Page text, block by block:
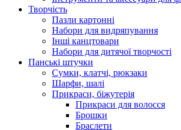
Творчість
Пазли картонні
Набори для видряпування
Інші канцтовари
Набори для дитячої творчості
Панські штучки
Сумки, клатчі, рюкзаки
Шарфи, шалі
Прикраси, біжутерія
Прикраси для волосся
Брошки
Браслети